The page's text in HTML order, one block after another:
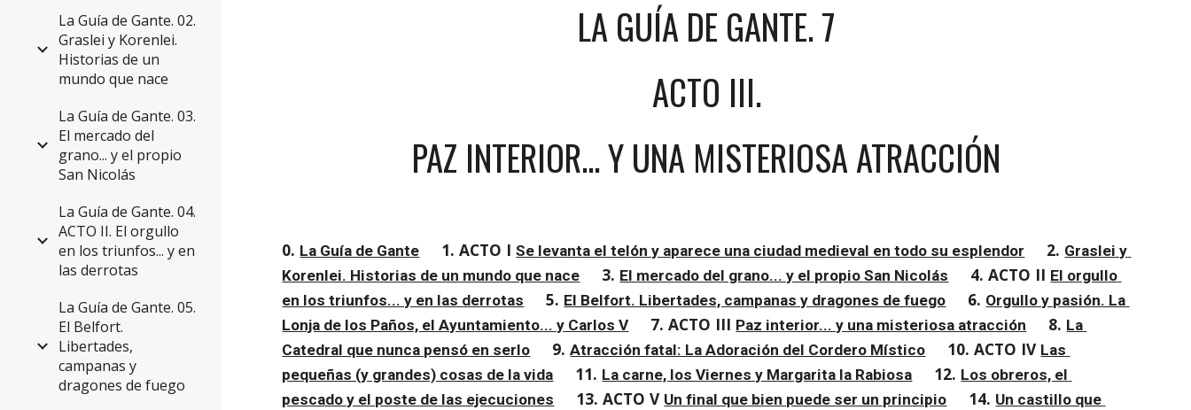
La Guía de Gante. 02.
Graslei y Korenlei.
Historias de un
mundo que nace
La Guía de Gante. 03.
El mercado del
grano... y el propio
San Nicolás
La Guía de Gante. 04.
ACTO II. El orgullo
en los triunfos... y en
las derrotas
La Guía de Gante. 05.
El Belfort.
Libertades,
campanas y
dragones de fuego
LA GUÍA DE GANTE. 7
ACTO III.
PAZ INTERIOR... Y UNA MISTERIOSA ATRACCIÓN
0. La Guía de Gante 1. ACTO I Se levanta el telón y aparece una ciudad medieval en todo su esplendor 2. Graslei y
Korenlei. Historias de un mundo que nace
3. El mercado del grano... y el propio San Nicolás 4. ACTO II El orgullo
en los triunfos... y en las derrotas
5. El Belfort. Libertades, campanas y dragones de fuego 6. Orgullo y pasión. La
Lonja de los Paños, el Ayuntamiento... y Carlos V
7. ACTO III Paz interior... y una misteriosa atracción 8. La
Catedral que nunca pensó en serlo
9. Atracción fatal: La Adoración del Cordero Místico 10. ACTO IV Las
pequeñas (y grandes) cosas de la vida
11. La carne, los Viernes y Margarita la Rabiosa 12. Los obreros, el
pescado y el poste de las ejecuciones
13. ACTO V Un final que bien puede ser un principio 14. Un castillo que